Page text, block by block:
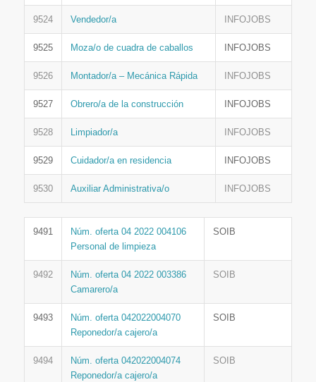
9524 Vendedor/a INFOJOBS
9525 Moza/o de cuadra de caballos INFOJOBS
9526 Montador/a – Mecánica Rápida INFOJOBS
9527 Obrero/a de la construcción INFOJOBS
9528 Limpiador/a INFOJOBS
9529 Cuidador/a en residencia INFOJOBS
9530 Auxiliar Administrativa/o INFOJOBS
9491
Núm. oferta 04 2022 004106
Personal de limpieza
SOIB
9492
Núm. oferta 04 2022 003386
Camarero/a
SOIB
9493
Núm. oferta 042022004070
Reponedor/a cajero/a
SOIB
9494
Núm. oferta 042022004074
Reponedor/a cajero/a
SOIB